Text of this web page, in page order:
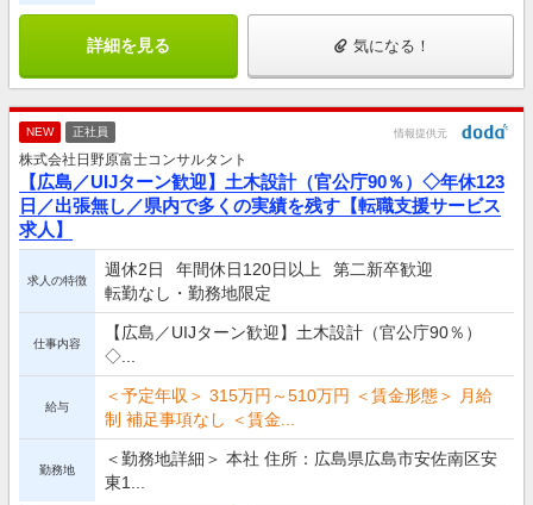
詳細を見る 気になる！
NEW 正社員 情報提供元
株式会社日野原富士コンサルタント
【広島／UIJターン歓迎】土木設計（官公庁90％）◇年休123
日／出張無し／県内で多くの実績を残す【転職支援サービス
求人】
求人の特徴
週休2日 年間休日120日以上
第二新卒歓迎
転勤なし・勤務地限定
仕事内容
【広島／UIJターン歓迎】土木設計（官公庁90％）
◇...
給与
＜予定年収＞ 315万円～510万円 ＜賃金形態＞ 月給
制 補足事項なし ＜賃金...
勤務地
＜勤務地詳細＞ 本社 住所：広島県広島市安佐南区安
東1...